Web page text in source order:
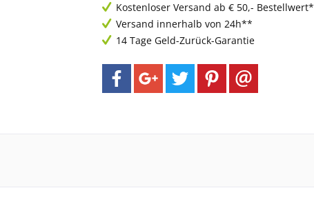
Kostenloser Versand ab € 50,- Bestellwert*
Versand innerhalb von 24h**
14 Tage Geld-Zurück-Garantie